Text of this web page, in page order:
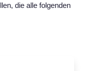
die alle folgenden